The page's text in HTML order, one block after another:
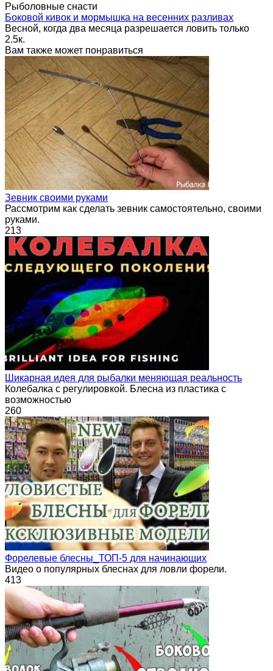
Рыболовные снасти
Боковой кивок и мормышка на весенних разливах
Весной, когда два месяца разрешается ловить только
2.5к.
Вам также может понравиться
Зевник своими руками
Рассмотрим как сделать зевник самостоятельно, своими
руками.
213
Шикарная идея для рыбалки меняющая реальность
Колебалка с регулировкой. Блесна из пластика с
возможностью
260
Форелевые блесны_ТОП-5 для начинающих
Видео о популярных блеснах для ловли форели.
413